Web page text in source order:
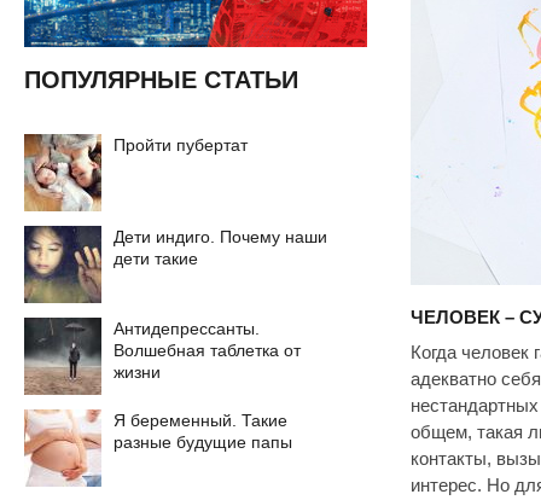
ПОПУЛЯРНЫЕ СТАТЬИ
Пройти пубертат
Дети индиго. Почему наши
дети такие
Антидепрессанты.
Волшебная таблетка от
жизни
Я беременный. Такие
разные будущие папы
ЧЕЛОВЕК –
Когда человек
адекватно
общем, такая
контакты,
интерес. Но